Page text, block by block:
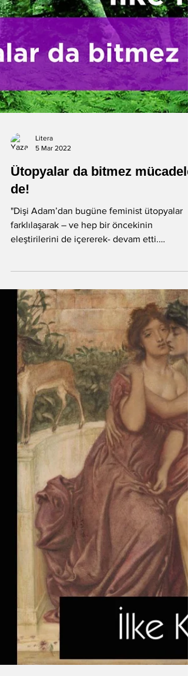
Litera
5 Mar 2022
Ütopyalar da bitmez mücadele
"Dişi Adam’dan bugüne feminist ütopyalar
farklılaşarak – ve hep bir öncekinin
eleştirilerini de içererek- devam etti.
Günümüzde ataerkil...